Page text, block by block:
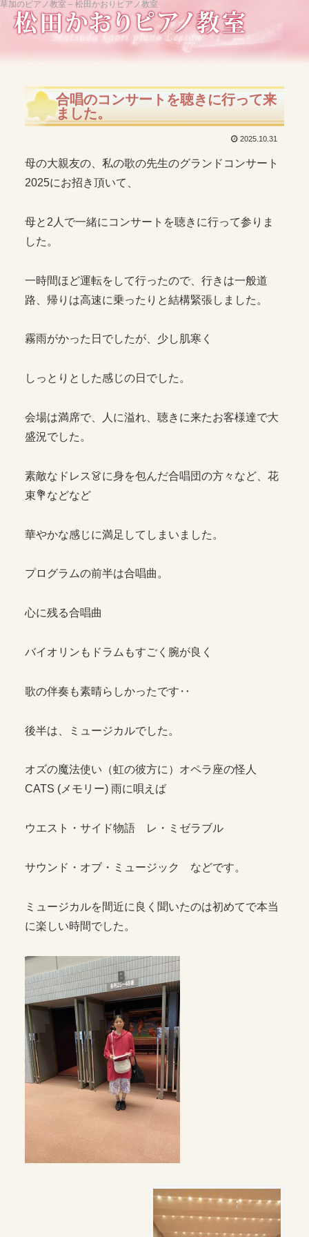
草加のピアノ教室 – 松田かおりピアノ教室
合唱のコンサートを聴きに行って来
ました。
2025.10.31
母の大親友の、私の歌の先生のグランドコンサート
2025にお招き頂いて、
母と2人で一緒にコンサートを聴きに行って参りま
した。
一時間ほど運転をして行ったので、行きは一般道
路、帰りは高速に乗ったりと結構緊張しました。
霧雨がかった日でしたが、少し肌寒く
しっとりとした感じの日でした。
会場は満席で、人に溢れ、聴きに来たお客様達で大
盛況でした。
素敵なドレス👗に身を包んだ合唱団の方々など、花
束💐などなど
華やかな感じに満足してしまいました。
プログラムの前半は合唱曲。
心に残る合唱曲
バイオリンもドラムもすごく腕が良く
歌の伴奏も素晴らしかったです‥
後半は、ミュージカルでした。
オズの魔法使い（虹の彼方に）オペラ座の怪人
CATS (メモリー) 雨に唄えば
ウエスト・サイド物語 レ・ミゼラブル
サウンド・オブ・ミュージック などです。
ミュージカルを間近に良く聞いたのは初めてで本当
に楽しい時間でした。